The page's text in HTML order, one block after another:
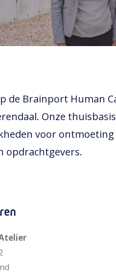
de Brainport Human
Onze
voor
opdrachtgevers.